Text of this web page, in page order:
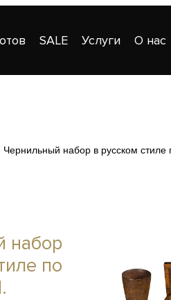
SALE Услуги О нас
Чернильный набор в русском стиле
набор
по